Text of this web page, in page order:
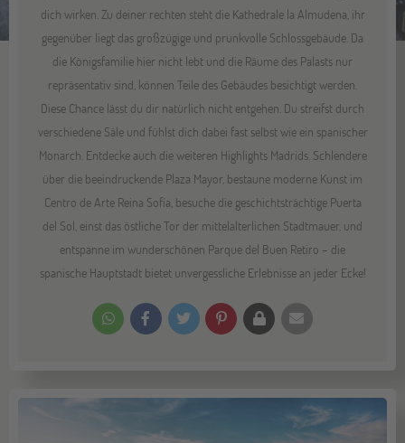
dich wirken. Zu deiner rechten steht die Kathedrale la Almudena, ihr
gegenüber liegt das großzügige und prunkvolle Schlossgebäude. Da
die Königsfamilie hier nicht lebt und die Räume des Palasts nur
repräsentativ sind, können Teile des Gebäudes besichtigt werden.
Diese Chance lässt du dir natürlich nicht entgehen. Du streifst durch
verschiedene Säle und fühlst dich dabei fast selbst wie ein spanischer
Monarch. Entdecke auch die weiteren Highlights Madrids. Schlendere
über die beeindruckende Plaza Mayor, bestaune moderne Kunst im
Centro de Arte Reina Sofía, besuche die geschichtsträchtige Puerta
del Sol, einst das östliche Tor der mittelalterlichen Stadtmauer, und
entspanne im wunderschönen Parque del Buen Retiro – die
spanische Hauptstadt bietet unvergessliche Erlebnisse an jeder Ecke!